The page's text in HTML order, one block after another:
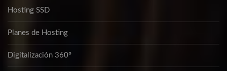
Hosting SSD
Planes de Hosting
Digitalización 360º